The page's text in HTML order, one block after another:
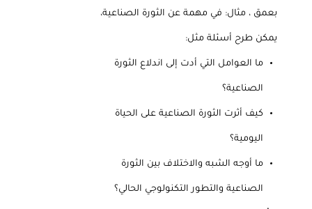
بعمق ، مثال: في مهمة عن الثورة الصناعية،
يمكن طرح أسئلة مثل:
ما العوامل التي أدت إلى اندلاع الثورة
الصناعية؟
كيف أثرت الثورة الصناعية على الحياة
اليومية؟
ما أوجه الشبه والاختلاف بين الثورة
الصناعية والتطور التكنولوجي الحالي؟